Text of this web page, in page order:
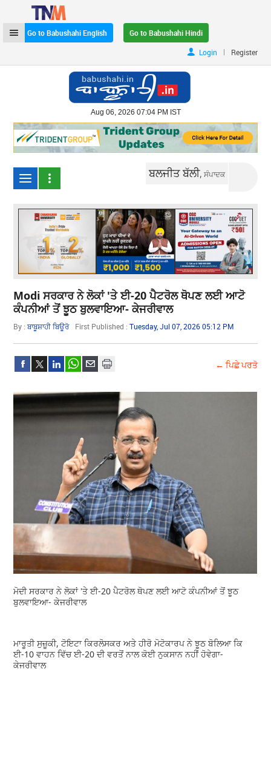
Go to Babushahi English
Go to Babushahi Hindi
Login
| Register
Aug 06, 2026 07:04 PM IST
ਬਲਜੀਤ ਬੱਲੀ,ਸੰਪਾਦਕ
Modi ਸਰਕਾਰ ਨੇ ਲੋਕਾਂ 'ਤੇ ਈ-20 ਪੈਟਰੋਲ ਥੋਪਣ ਲਈ ਆਟੋ
ਕੰਪਨੀਆਂ ਤੋਂ ਝੂਠ ਬੁਲਵਾਇਆ- ਕੇਜਰੀਵਾਲ
By :ਬਾਬੂਸ਼ਾਹੀ ਬਿਊਰੋ First Published :Tuesday, Jul 07, 2026 05:12 PM
← ਪਿਛੇ ਪਰਤੋ
ਮੋਦੀ ਸਰਕਾਰ ਨੇ ਲੋਕਾਂ 'ਤੇ ਈ-20 ਪੈਟਰੋਲ ਥੋਪਣ ਲਈ ਆਟੋ ਕੰਪਨੀਆਂ ਤੋਂ ਝੂਠ
ਬੁਲਵਾਇਆ- ਕੇਜਰੀਵਾਲ
ਮਾਰੂਤੀ ਸੁਜ਼ੂਕੀ, ਟੋਇਟਾ ਕਿਰਲੋਸਕਰ ਅਤੇ ਹੀਰੋ ਮੋਟੋਕਾਰਪ ਨੇ ਝੂਠ ਬੋਲਿਆ ਕਿ
ਈ-10 ਵਾਹਨ ਵਿੱਚ ਈ-20 ਦੀ ਵਰਤੋਂ ਨਾਲ ਕੋਈ ਨੁਕਸਾਨ ਨਹੀਂ ਹੋਵੇਗਾ-
ਕੇਜਰੀਵਾਲ